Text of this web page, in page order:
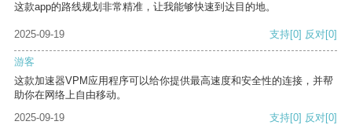
这款app的路线规划非常精准，让我能够快速到达目的地。
2025-09-19 支持[0] 反对[0]
游客
这款加速器VPM应用程序可以给你提供最高速度和安全性的连接，并帮
助你在网络上自由移动。
2025-09-19
支持[0] 反对[0]